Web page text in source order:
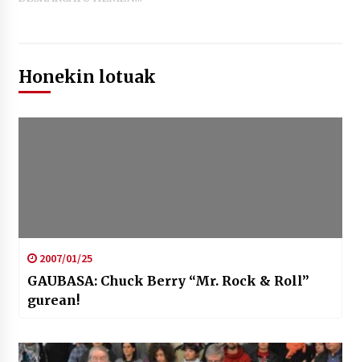
Honekin lotuak
2007/01/25
GAUBASA: Chuck Berry “Mr. Rock & Roll”
gurean!